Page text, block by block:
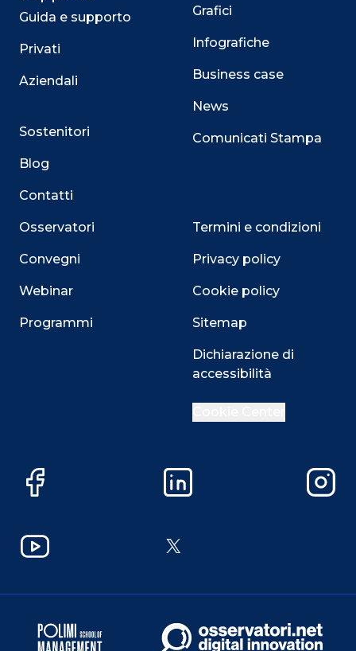
Guida e supporto
Privati
Aziendali
Sostenitori
Blog
Contatti
Osservatori
Convegni
Webinar
Programmi
Grafici
Infografiche
Business case
News
Comunicati Stampa
Termini e condizioni
Privacy policy
Cookie policy
Sitemap
Dichiarazione di
accessibilità
Facebook LinkedIn
YouTube X